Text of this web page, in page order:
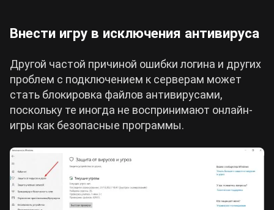
Внести игру в исключения антивируса
Другой частой причиной ошибки логина и других
проблем с подключением к серверам может
стать блокировка файлов антивирусами,
поскольку те иногда не воспринимают онлайн-
игры как безопасные программы.